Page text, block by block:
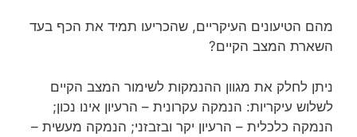
מהם הטיעונים העיקריים, שהכריעו תמיד את הכף בעד
השארת המצב הקיים?
ניתן לחלק את מגוון ההנמקות לשימור המצב הקיים
לשלוש עיקריות: הנמקה עקרונית – הרעיון אינו נכון;
הנמקה כלכלית – הרעיון יקר ובזבזני; הנמקה מעשית –